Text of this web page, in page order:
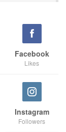
Facebook
Likes
Instagram
Followers